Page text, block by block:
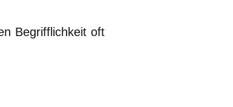
Begrifflichkeit oft